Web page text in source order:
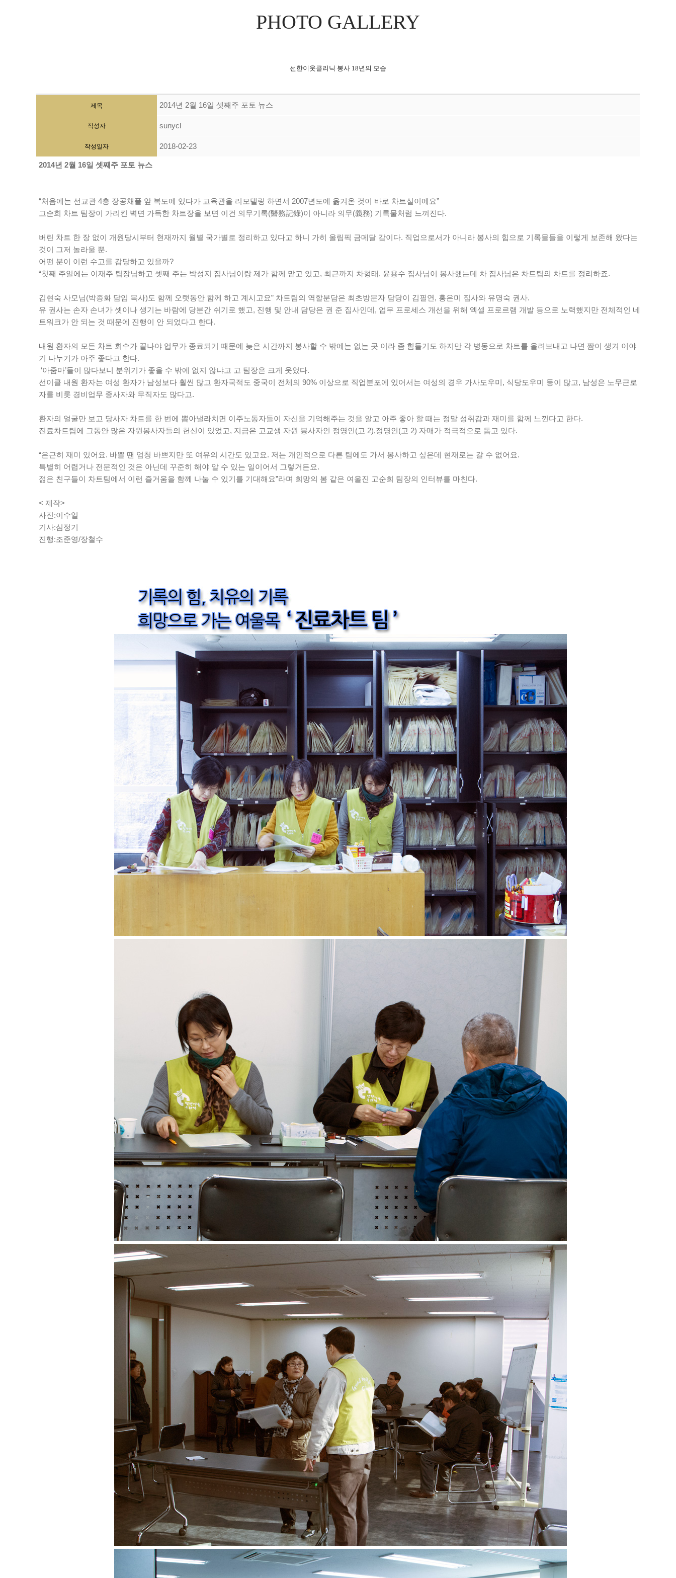
PHOTO GALLERY
선한이웃클리닉 봉사 18년의 모습
제목 2014년 2월 16일 셋째주 포토 뉴스
작성자 sunycl
작성일자 2018-02-23
2014년 2월 16일 셋째주 포토 뉴스
“처음에는 선교관 4층 장공채플 앞 복도에 있다가 교육관을 리모델링 하면서 2007년도에 옮겨온 것이 바로 차트실이에요”
고순희 차트 팀장이 가리킨 벽면 가득한 차트장을 보면 이건 의무기록(醫務記錄)이 아니라 의무(義務) 기록물처럼 느껴진다.
버린 차트 한 장 없이 개원당시부터 현재까지 월별 국가별로 정리하고 있다고 하니 가히 올림픽 금메달 감이다. 직업으로서가 아니라 봉사의 힘으로 기록물들을 이렇게 보존해 왔다는
것이 그저 놀라울 뿐.
어떤 분이 이런 수고를 감당하고 있을까?
“첫째 주일에는 이재주 팀장님하고 셋째 주는 박성지 집사님이랑 제가 함께 맡고 있고, 최근까지 차형태, 윤용수 집사님이 봉사했는데 차 집사님은 차트팀의 차트를 정리하죠.
김현숙 사모님(박종화 담임 목사)도 함께 오랫동안 함께 하고 계시고요” 차트팀의 역할분담은 최초방문자 담당이 김필연, 홍은미 집사와 유명숙 권사.
유 권사는 손자 손녀가 셋이나 생기는 바람에 당분간 쉬기로 했고, 진행 및 안내 담당은 권 준 집사인데, 업무 프로세스 개선을 위해 엑셀 프로르램 개발 등으로 노력했지만 전체적인 네
트워크가 안 되는 것 때문에 진행이 안 되었다고 한다.
내원 환자의 모든 차트 회수가 끝나야 업무가 종료되기 때문에 늦은 시간까지 봉사할 수 밖에는 없는 곳 이라 좀 힘들기도 하지만 각 병동으로 차트를 올려보내고 나면 짬이 생겨 이야
기 나누기가 아주 좋다고 한다.
‘아줌마’들이 많다보니 분위기가 좋을 수 밖에 없지 않냐고 고 팀장은 크게 웃었다.
선이클 내원 환자는 여성 환자가 남성보다 훨씬 많고 환자국적도 중국이 전체의 90% 이상으로 직업분포에 있어서는 여성의 경우 가사도우미, 식당도우미 등이 많고, 남성은 노무근로
자를 비롯 경비업무 종사자와 무직자도 많다고.
환자의 얼굴만 보고 당사자 차트를 한 번에 뽑아낼라치면 이주노동자들이 자신을 기억해주는 것을 알고 아주 좋아 할 때는 정말 성취감과 재미를 함께 느낀다고 한다.
진료차트팀에 그동안 많은 자원봉사자들의 헌신이 있었고, 지금은 고교생 자원 봉사자인 정영인(고 2),정명인(고 2) 자매가 적극적으로 돕고 있다.
“은근히 재미 있어요. 바쁠 땐 엄청 바쁘지만 또 여유의 시간도 있고요. 저는 개인적으로 다른 팀에도 가서 봉사하고 싶은데 현재로는 갈 수 없어요.
특별히 어렵거나 전문적인 것은 아닌데 꾸준히 해야 알 수 있는 일이어서 그렇거든요.
젊은 친구들이 차트팀에서 이런 즐거움을 함께 나눌 수 있기를 기대해요”라며 희망의 봄 같은 여울진 고순희 팀장의 인터뷰를 마친다.
< 제작>
사진:이수일
기사:심정기
진행:조준영/장철수